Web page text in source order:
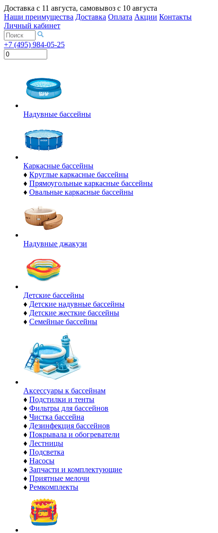
Доставка с 11 августа, самовывоз с 10 августа
Наши преимущества Доставка Оплата Акции Контакты
Личный кабинет
+7 (495) 984-05-25
Надувные бассейны
Каркасные бассейны
♦ Круглые каркасные бассейны
♦ Прямоугольные каркасные бассейны
♦ Овальные каркасные бассейны
Надувные джакузи
Детские бассейны
♦ Детские надувные бассейны
♦ Детские жесткие бассейны
♦ Семейные бассейны
Аксессуары к бассейнам
♦ Подстилки и тенты
♦ Фильтры для бассейнов
♦ Чистка бассейна
♦ Дезинфекция бассейнов
♦ Покрывала и обогреватели
♦ Лестницы
♦ Подсветка
♦ Насосы
♦ Запчасти и комплектующие
♦ Приятные мелочи
♦ Ремкомплекты